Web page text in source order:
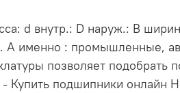
d внутр.: D наруж.: В
А именно : промышленные,
позволяет
подшипники онлайн